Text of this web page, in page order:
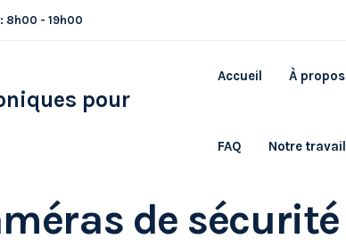
8h00 - 19h00
Accueil À
FAQ Notre travail
de sécurité